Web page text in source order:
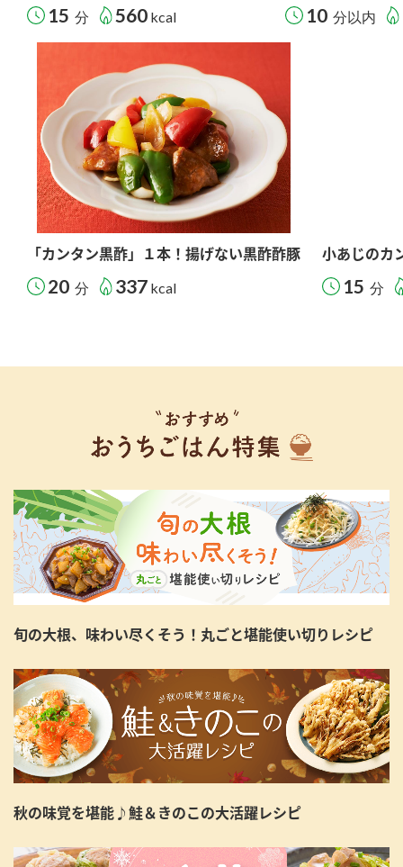
15 分 560 kcal 10 分以内
「カンタン黒酢」１本！揚げない黒酢酢豚
20 分 337 kcal
小あじのカ
15 分
旬の大根、味わい尽くそう！丸ごと堪能使い切りレシピ
秋の味覚を堪能♪鮭＆きのこの大活躍レシピ